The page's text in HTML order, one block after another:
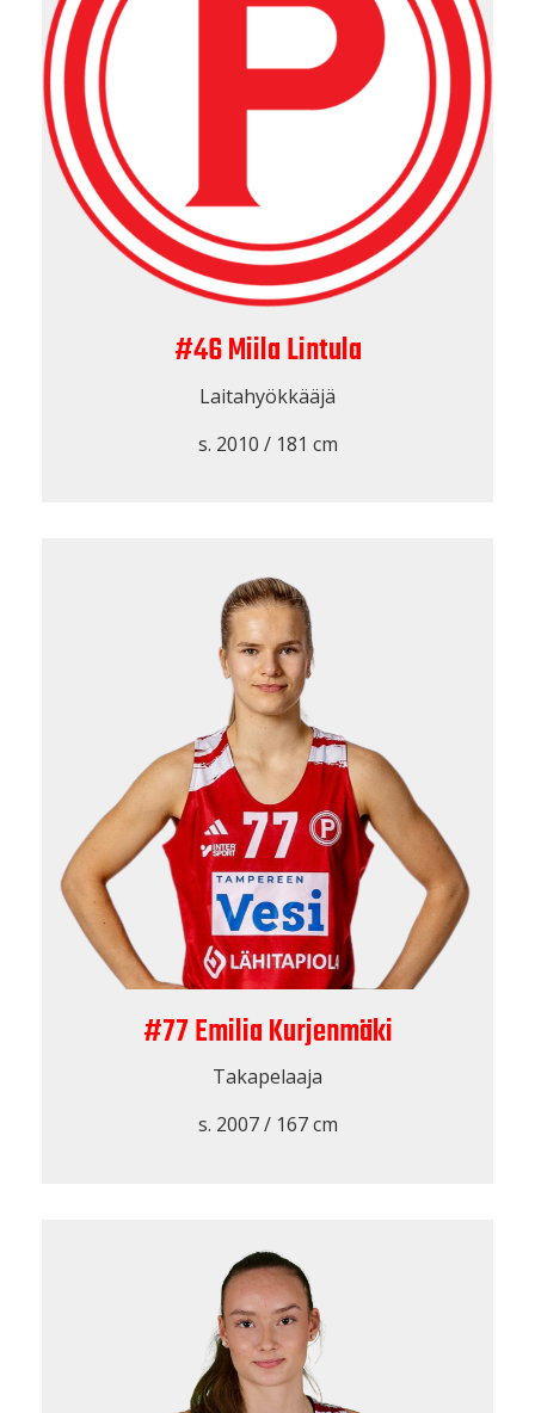
#46 Miila Lintula
Laitahyökkääjä
s. 2010 / 181 cm
#77 Emilia Kurjenmäki
Takapelaaja
s. 2007 / 167 cm